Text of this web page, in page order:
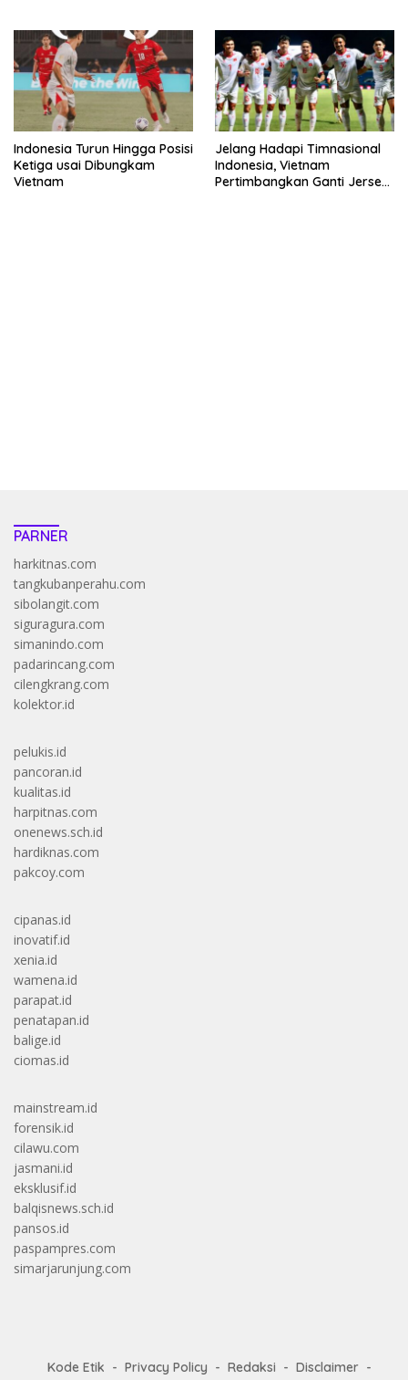
Indonesia Turun Hingga Posisi
Ketiga usai Dibungkam
Vietnam
Jelang Hadapi Timnasional
Indonesia, Vietnam
Pertimbangkan Ganti Jersey
PARNER
harkitnas.com
tangkubanperahu.com
sibolangit.com
siguragura.com
simanindo.com
padarincang.com
cilengkrang.com
kolektor.id
pelukis.id
pancoran.id
kualitas.id
harpitnas.com
onenews.sch.id
hardiknas.com
pakcoy.com
cipanas.id
inovatif.id
xenia.id
wamena.id
parapat.id
penatapan.id
balige.id
ciomas.id
mainstream.id
forensik.id
cilawu.com
jasmani.id
eksklusif.id
balqisnews.sch.id
pansos.id
paspampres.com
simarjarunjung.com
Kode Etik Privacy Policy Redaksi
Disclaimer